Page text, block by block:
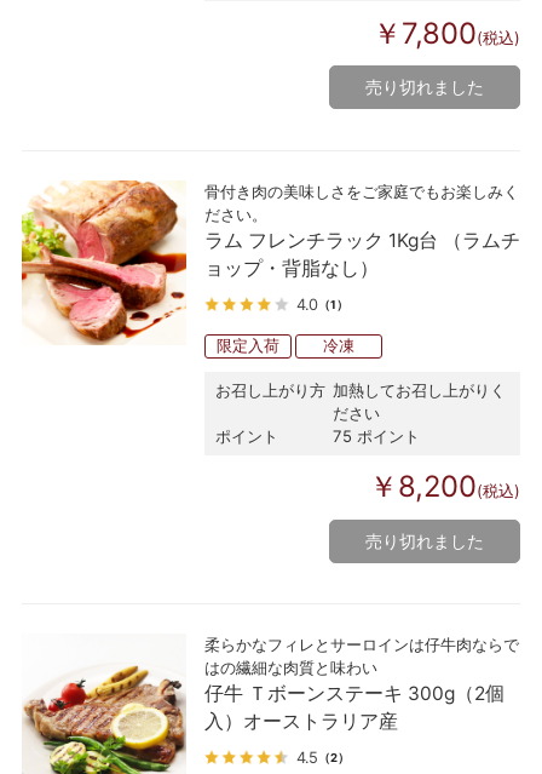
￥7,800(税込)
売り切れました
骨付き肉の美味しさをご家庭でもお楽しみく
ださい。
ラム フレンチラック 1Kg台 （ラムチ
ョップ・背脂なし）
4.0 （1）
限定入荷 冷凍
お召し上がり方 加熱してお召し上がりく
ださい
ポイント
75 ポイント
￥8,200(税込)
売り切れました
柔らかなフィレとサーロインは仔牛肉ならで
はの繊細な肉質と味わい
仔牛 Ｔボーンステーキ 300g（2個
入）オーストラリア産
4.5 （2）